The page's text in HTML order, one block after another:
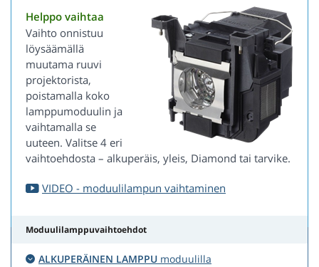
Helppo vaihtaa
Vaihto onnistuu
löysäämällä
muutama ruuvi
projektorista,
poistamalla koko
lamppumoduulin ja
vaihtamalla se
uuteen. Valitse 4 eri
vaihtoehdosta – alkuperäis, yleis, Diamond tai tarvike.
VIDEO - moduulilampun vaihtaminen
Moduulilamppuvaihtoehdot
ALKUPERÄINEN LAMPPU moduulilla